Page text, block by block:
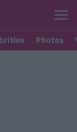
Photos